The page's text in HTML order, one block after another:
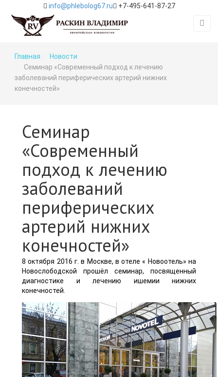
info@phlebolog67.ru +7-495-641-87-27
Главная
Новости
Семинар «Современный подход к лечению
заболеваний периферических артерий нижних
конечностей»
Семинар
«Современный
подход к лечению
заболеваний
периферических
артерий нижних
конечностей»
8 октября 2016 г. в Москве, в отеле « Новоотель» на
Новослободской прошёл семинар, посвященный
диагностике и лечению ишемии нижних
конечностей.